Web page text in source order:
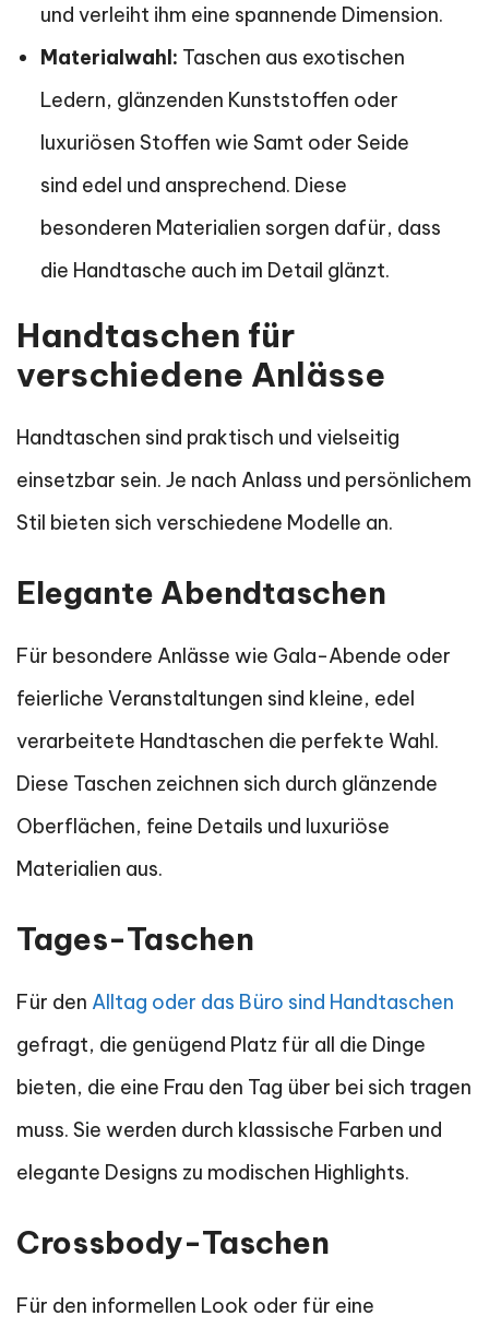
und verleiht ihm eine spannende Dimension.
Materialwahl: Taschen aus exotischen
Ledern, glänzenden Kunststoffen oder
luxuriösen Stoffen wie Samt oder Seide
sind edel und ansprechend. Diese
besonderen Materialien sorgen dafür, dass
die Handtasche auch im Detail glänzt.
Handtaschen für
verschiedene Anlässe
Handtaschen sind praktisch und vielseitig
einsetzbar sein. Je nach Anlass und persönlichem
Stil bieten sich verschiedene Modelle an.
Elegante Abendtaschen
Für besondere Anlässe wie Gala-Abende oder
feierliche Veranstaltungen sind kleine, edel
verarbeitete Handtaschen die perfekte Wahl.
Diese Taschen zeichnen sich durch glänzende
Oberflächen, feine Details und luxuriöse
Materialien aus.
Tages-Taschen
Für den Alltag oder das Büro sind Handtaschen
gefragt, die genügend Platz für all die Dinge
bieten, die eine Frau den Tag über bei sich tragen
muss. Sie werden durch klassische Farben und
elegante Designs zu modischen Highlights.
Crossbody-Taschen
Für den informellen Look oder für eine